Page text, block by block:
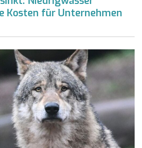
Kosten für Unternehmen